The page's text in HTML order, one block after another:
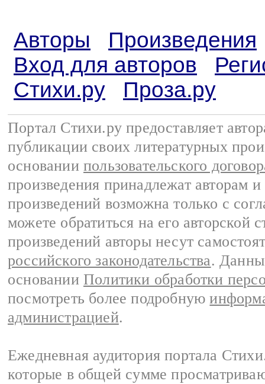
Авторы
Произведения
Вход для авторов
Стихи.ру
Проза.ру
Портал Стихи.ру предоставляет
публикации своих литературных
основании пользовательского
произведения принадлежат авторам
произведений возможна только с
можете обратиться на его авторской
произведений авторы несут
российского законодательства.
основании Политики обработки
посмотреть более подробную
администрацией.
Ежедневная аудитория портала
которые в общей сумме